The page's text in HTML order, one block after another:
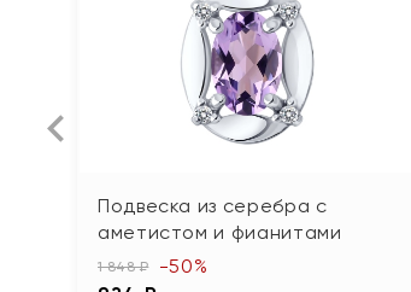
Подвеска из серебра с
аметистом и фианитами
1 848 ₽ -50%